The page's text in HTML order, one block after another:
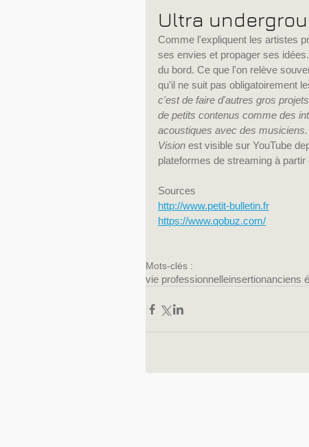
Ultra
Comme l'expliquent les artistes
ses envies et propager ses
du bord. Ce que l'on relève
qu'il ne suit pas obligatoirement
c'est de faire d'autres gros
de petits contenus comme des
acoustiques avec des
Vision est visible sur YouTube
plateformes de streaming à partir
Sources
http://www.petit-bulletin.fr
https://www.qobuz.com/
Mots-clés :
vie professionnelleinsertionanciens